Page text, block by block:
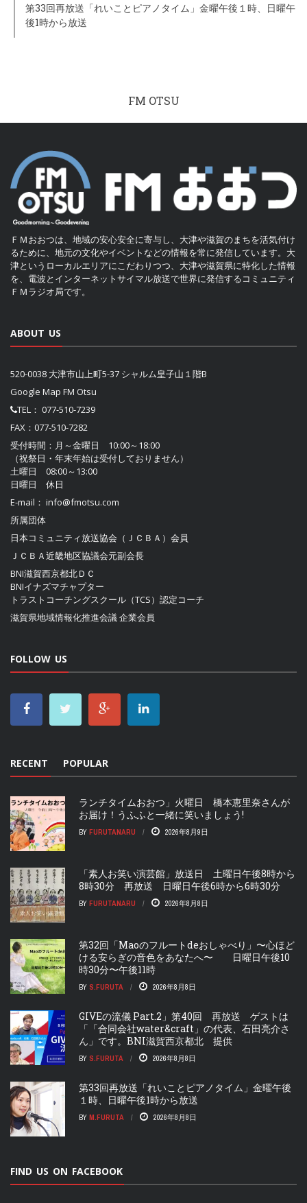
第33回再放送「れいことピアノタイム」金曜午後１時、日曜午
後1時から放送
FM OTSU
ＦＭおおつは、地域の安心安全に寄与し、大津や滋賀のまちを活気付け
るために、地元の文化やイベントなどの情報を常に発信しています。大
津というローカルエリアにこだわりつつ、大津や滋賀県に特化した情報
を、電波とインターネットサイマル放送で世界に発信するコミュニティ
ＦＭラジオ局です。
ABOUT US
520-0038 大津市山上町5-37 シャルム皇子山１階B
Google Map FM Otsu
TEL： 077-510-7239
FAX：077-510-7282
受付時間：月～金曜日 10:00～18:00
（祝祭日・年末年始は受付しておりません）
土曜日 08:00～13:00
日曜日 休日
E-mail： info@fmotsu.com
所属団体
日本コミュニティ放送協会（ＪＣＢＡ） 会員
ＪＣＢＡ近畿地区協議会元副会長
BNI滋賀西京都北ＤＣ
BNIイナズマチャプター
トラストコーチングスクール（TCS）認定コーチ
滋賀県地域情報化推進会議企業会員
FOLLOW US
RECENT POPULAR
ランチタイムおおつ」火曜日 橋本恵里奈さんが
お届け！うふふと一緒に笑いましょう!
BY FURUTANARU 2026年8月9日
「素人お笑い演芸館」放送日 土曜日午後8時から
8時30分 再放送 日曜日午後6時から6時30分
BY FURUTANARU 2026年8月8日
第32回「Maoのフルートdeおしゃべり」〜心ほど
ける安らぎの音色をあなたへ〜 日曜日午後10
時30分〜午後11時
BY S.FURUTA 2026年8月8日
GIVEの流儀 Part.2」第40回 再放送 ゲストは
「「合同会社water&craft」の代表、石田亮介さ
ん」です。BNI滋賀西京都北 提供
BY S.FURUTA 2026年8月8日
第33回再放送「れいことピアノタイム」金曜午後
１時、日曜午後1時から放送
BY M.FURUTA 2026年8月8日
FIND US ON FACEBOOK